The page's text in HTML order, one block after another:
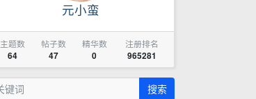
元小蛮
主题数
64
帖子数
47
精华数
0
注册排名
965281
搜索